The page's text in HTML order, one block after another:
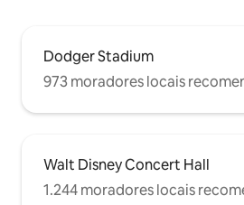
Dodger Stadium
973 moradores locais
Walt Disney Concert Hall
1.244 moradores locais